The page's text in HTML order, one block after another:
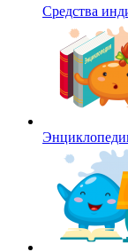
Средства